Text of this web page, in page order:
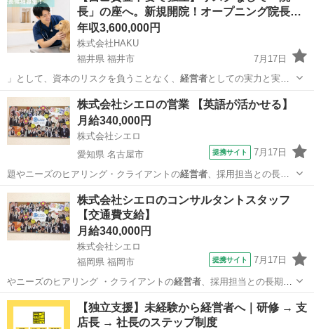
長」の座へ。新規開院！オープニング院長
候…
年収3,600,000円
株式会社HAKU
福井県 福井市
7月17日
」として、資本のリスクを負うことなく、 経営者としての実力と実績
を手に入れてください…
福井 福井市 その他
株式会社シエロの営業 【英語が活かせる】
月給340,000円
株式会社シエロ
愛知県 名古屋市
提携サイト 7月17日
題やニーズのヒアリング・クライアントの経営者、採用担当との長期
的な採用計画の立案・…
愛知 名古屋市 代理店営業
株式会社シエロのコンサルタントスタッフ
【交通費支給】
月給340,000円
株式会社シエロ
福岡県 福岡市
提携サイト 7月17日
やニーズのヒアリング ・クライアントの経営者、採用担当との長期的
な採用計画の立案 …
福岡 福岡市 コンサルタント
【独立支援】未経験から経営者へ｜研修 → 支
店長 → 社長のステップ制度